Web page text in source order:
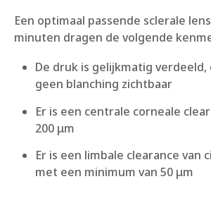
Een optimaal passende sclerale
minuten dragen de volgende
De druk is gelijkmatig
geen blanching zichtbaar
Er is een centrale corneale
200 μm
Er is een limbale clearance van
met een minimum van 50 μm